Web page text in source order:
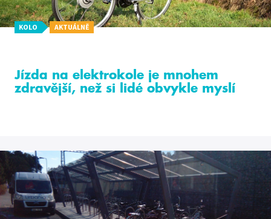
KOLO AKTUÁLNĚ
Jízda na elektrokole je mnohem
zdravější, než si lidé obvykle myslí